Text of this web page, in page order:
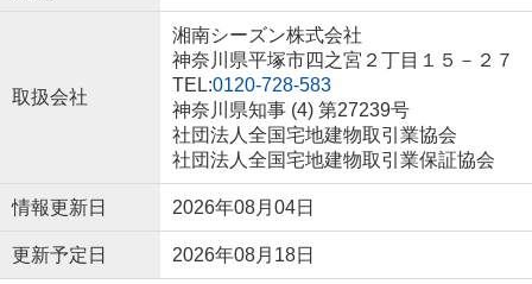
取扱会社
湘南シーズン株式会社
神奈川県平塚市四之宮２丁目１５－２７
TEL:0120-728-583
神奈川県知事 (4) 第27239号
社団法人全国宅地建物取引業協会
社団法人全国宅地建物取引業保証協会
情報更新日 2026年08月04日
更新予定日 2026年08月18日